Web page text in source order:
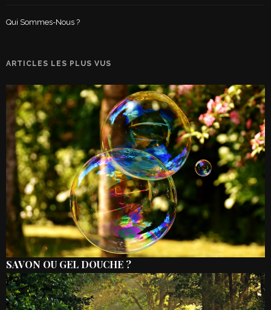
Qui Sommes-Nous ?
ARTICLES LES PLUS VUS
SAVON OU GEL DOUCHE ?